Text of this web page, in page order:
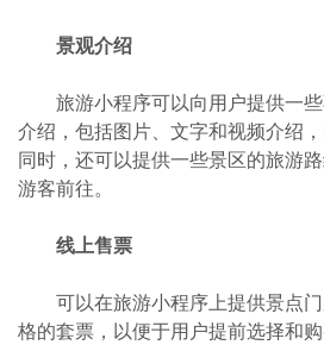
景观介绍
旅游小程序可以向用户提供一些
介绍，包括图片、文字和视频介绍
同时，还可以提供一些景区的旅游
游客前往。
线上售票
可以在旅游小程序上提供景点门
格的套票，以便于用户提前选择和